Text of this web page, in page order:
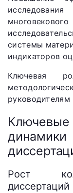
системы
индикаторов
Ключевая
руководителям
Рост
диссертаций